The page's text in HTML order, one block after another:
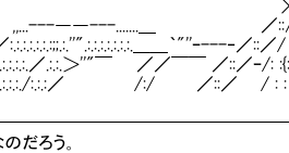
j}::::::::::::::;;::=≒.:.ﾞ
＿ ／::∧／::ヽ >ノ
＿＿｀"''ｰ---‐／::／/ /::::〈
／／￣￣ ／::／ｰ/: :{::::::::i圭圭
／::／ / : : V:::::{圭圭圭｝
ステ
ろう。